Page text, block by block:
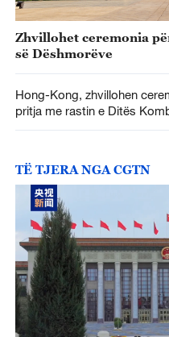
Zhvillohet ceremonia
së Dëshmorëve
Hong-Kong, zhvillohen
pritja me rastin e Ditës
TË TJERA NGA CGTN